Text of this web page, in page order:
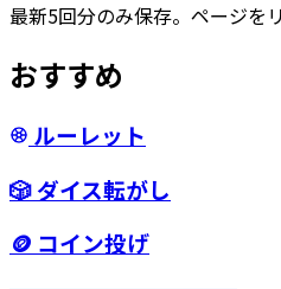
最新5回分のみ保存。ページを
おすすめ
ルーレット
🎲ダイス転がし
🪙 コイン投げ